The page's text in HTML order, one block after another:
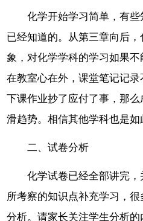
化学开始学习简单，有
已经知道的。从第三章向后
象，对化学学科的学习如果
在教室心在外，课堂笔记记录
下课作业抄了应付了事，那
滑趋势。相信其他学科也是如
二、试卷分析
化学试卷已经全部讲完
所考察的知识点补充学习，
分析。请家长关注学生分析的